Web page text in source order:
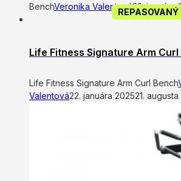
BenchVeronika Valentová22. januára
REPASOVANÝ
Life Fitness Signature Arm Curl
Life Fitness Signature Arm Curl Bench
Valentová22. januára 202521.